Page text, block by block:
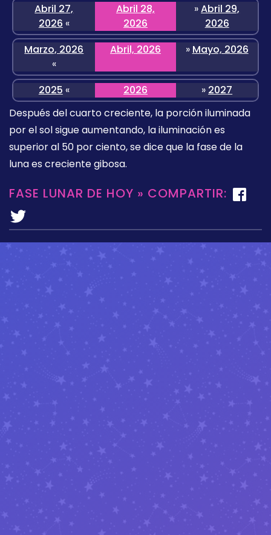
Abril 27,
2026 «
Abril 28,
2026
»Abril 29,
2026
Marzo, 2026
«
Abril, 2026 » Mayo, 2026
2025 « 2026 » 2027
Después del cuarto creciente, la porción iluminada
por el sol sigue aumentando, la iluminación es
superior al 50 por ciento, se dice que la fase de la
luna es creciente gibosa.
FASE LUNAR DE HOY » COMPARTIR: